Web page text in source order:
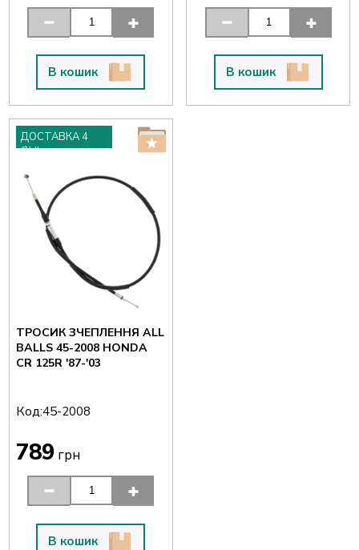
В кошик В кошик
ДОСТАВКА 4
ДНІ
ТРОСИК ЗЧЕПЛЕННЯ ALL
BALLS 45-2008 HONDA
CR 125R '87-'03
Код:45-2008
789грн
В кошик